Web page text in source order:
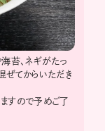
苔、ネギがたっ
ぜてからいただき
すので予めご了